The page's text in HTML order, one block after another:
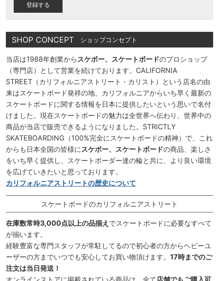
SHOP CONCEPT ショップコンセプト
当店は1988年創業から スケボー、スケートボードのプロショップ
（専門店）として営業を続けております。CALIFORNIA
STREET（カリフォルニアストリート・カリスト）という店名の由
来はスケートボード発祥の地、カリフォルニアからいち早く最新の
スケートボードに関する情報を日本に提供したいという思いで名付
けました。現在スケートボードの魅力は全世界へ伝わり、世界中の
商品が当店で販売できるようになりました。STRICTLY
SKATEBOARDING（100%完全にスケートボードの精神）で、これ
からも日本全国の皆様に スケボー、スケートボードの商品、楽しさ
をいち早く提供し、スケートボーダー達の輪と共に、より良い環境
を広げていきたいと思っております。
カリフォルニアストリートの歴史について
スケートボードのカリフォルニアストリート
在庫数常時3,000点以上の品揃え でスケートボードに必要なすべて
が揃います。
経験豊富な専門スタッフが常駐してるので初心者の方からヘビーユ
ーザーの方までいつでも安心してお買い物頂けます。 17時までのご
注文は当日発送！